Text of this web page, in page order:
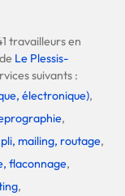
travailleurs en
Le Plessis-
suivants :
électronique),
,
pli, mailing, routage,
flaconnage,
,